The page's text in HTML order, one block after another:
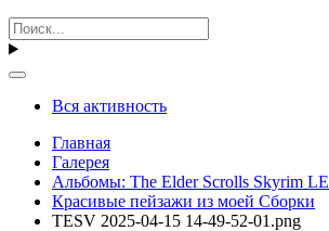
Вся активность
Главная
Галерея
Альбомы: The Elder Scrolls Skyrim LE
Красивые пейзажи из моей Сборки
TESV 2025-04-15 14-49-52-01.png